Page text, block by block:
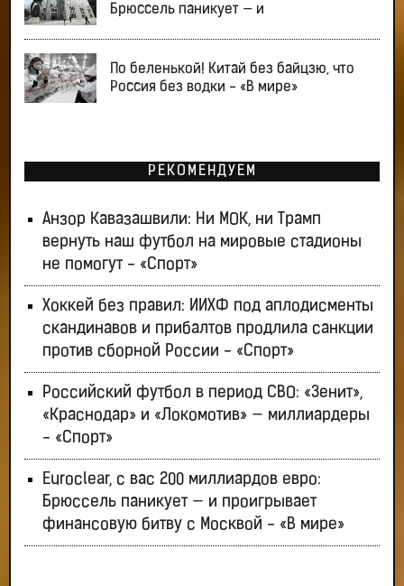
Брюссель паникует — и
По беленькой! Китай без байцзю, что
Россия без водки - «В мире»
РЕКОМЕНДУЕМ
Анзор Кавазашвили: Ни МОК, ни Трамп
вернуть наш футбол на мировые стадионы
не помогут - «Спорт»
Хоккей без правил: ИИХФ под аплодисменты
скандинавов и прибалтов продлила санкции
против сборной России - «Спорт»
Российский футбол в период СВО: «Зенит»,
«Краснодар» и «Локомотив» — миллиардеры
- «Спорт»
Euroclear, с вас 200 миллиардов евро:
Брюссель паникует — и проигрывает
финансовую битву с Москвой - «В мире»